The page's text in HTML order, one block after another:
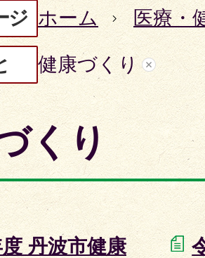
ジ ホーム 医療・
健康づくり
くり
丹波市健康